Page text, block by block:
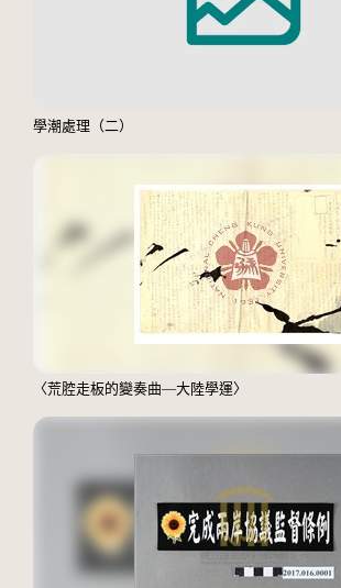
學潮處理（二）
〈荒腔走板的變奏曲—大陸學運〉